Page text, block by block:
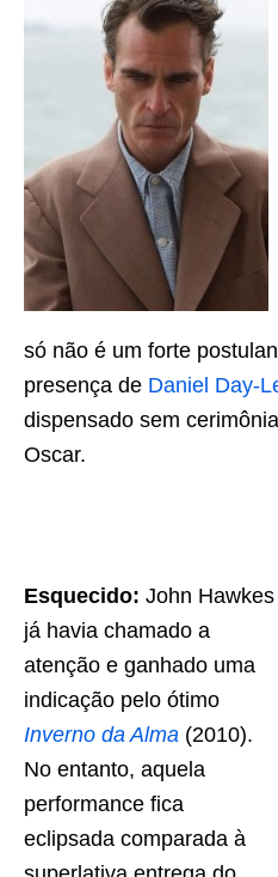
só não é um forte
presença de Daniel Day-
dispensado sem
Oscar.
Esquecido: John Hawkes
já havia chamado a
atenção e ganhado uma
indicação pelo ótimo
Inverno da Alma (2010).
No entanto, aquela
performance fica
eclipsada comparada à